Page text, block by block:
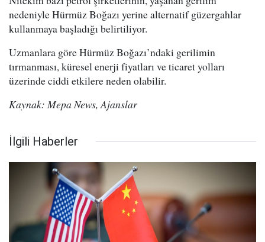
nedeniyle Hürmüz Boğazı yerine alternatif güzergahlar
kullanmaya başladığı belirtiliyor.
Uzmanlara göre Hürmüz Boğazı’ndaki gerilimin
tırmanması, küresel enerji fiyatları ve ticaret yolları
üzerinde ciddi etkilere neden olabilir.
Kaynak: Mepa News, Ajanslar
İlgili Haberler